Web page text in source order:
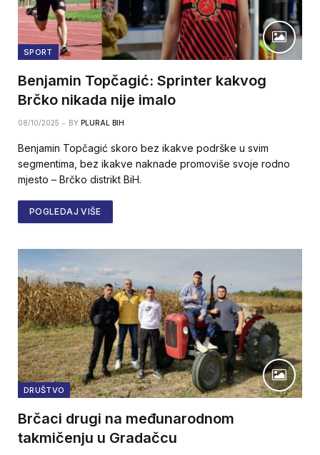
SPORT
Benjamin Topčagić: Sprinter kakvog
Brčko nikada nije imalo
08/10/2025 BY PLURAL BIH
Benjamin Topčagić skoro bez ikakve podrške u svim
segmentima, bez ikakve naknade promoviše svoje rodno
mjesto – Brčko distrikt BiH.
POGLEDAJ VIŠE
DRUŠTVO
Brčaci drugi na međunarodnom
takmičenju u Gradačcu